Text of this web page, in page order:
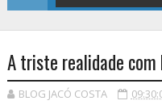
A triste realidade com
BLOG JACÓ COSTA